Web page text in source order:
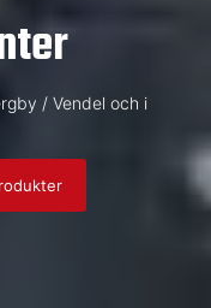
/ Vendel och i